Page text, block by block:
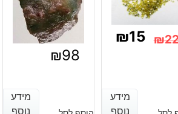
גרם
₪
₪15
מידע
נוסף
מידע
נוסף
₪98
מידע
נוסף
מידע
נוסף